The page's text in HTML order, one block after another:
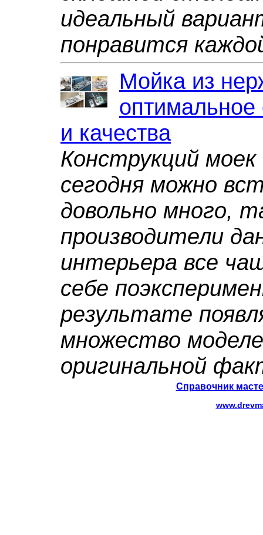
идеальный
понравится
Мойка из
оптимальное
и качества
Конструкций моек
сегодня можно
довольно много,
производители
интерьера все
себе
результате
множество
оригинальной
Справочник